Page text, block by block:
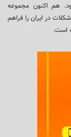
هم اکنون مجموعه
در ایران را فراهم
است.